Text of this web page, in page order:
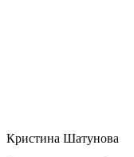
Кристина Шатунова